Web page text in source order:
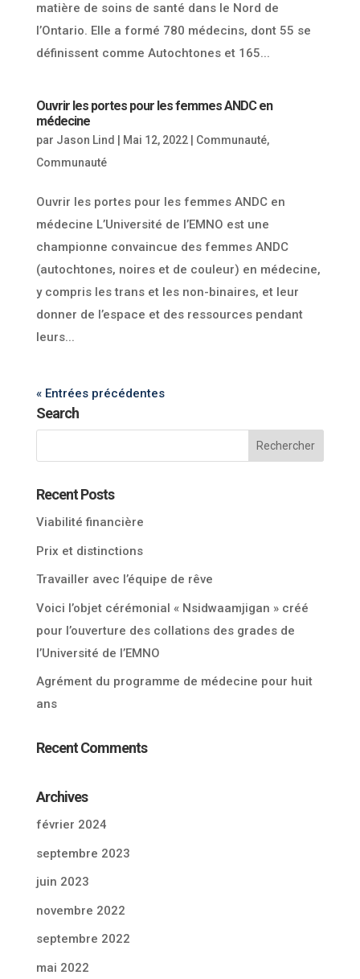
matière de soins de santé dans le Nord de
l’Ontario. Elle a formé 780 médecins, dont 55 se
définissent comme Autochtones et 165...
Ouvrir les portes pour les femmes ANDC en
médecine
par Jason Lind Mai 12, 2022| Communauté,
Communauté
Ouvrir les portes pour les femmes ANDC en
médecine L’Université de l’EMNO est une
championne convaincue des femmes ANDC
(autochtones, noires et de couleur) en médecine,
y compris les trans et les non-binaires, et leur
donner de l’espace et des ressources pendant
leurs...
« Entrées précédentes
Search
Recent Posts
Viabilité financière
Prix et distinctions
Travailler avec l’équipe de rêve
Voici l’objet cérémonial « Nsidwaamjigan » créé
pour l’ouverture des collations des grades de
l’Université de l’EMNO
Agrément du programme de médecine pour huit
ans
Recent Comments
Archives
février 2024
septembre 2023
juin 2023
novembre 2022
septembre 2022
mai 2022